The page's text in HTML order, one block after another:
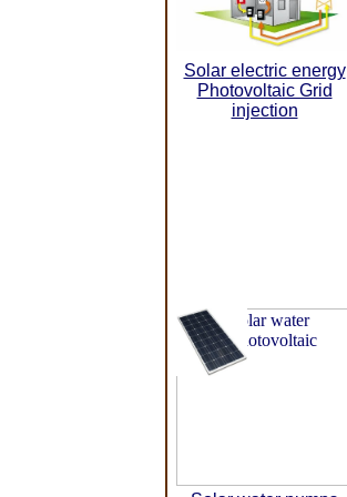
Solar electric energy
Photovoltaic Grid
injection